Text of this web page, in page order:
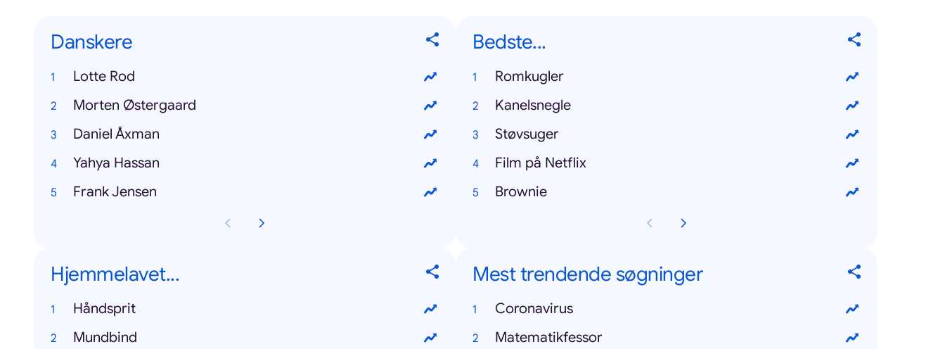
Danskere
Lotte Rod
Morten Østergaard
Daniel Åxman
Yahya Hassan
Frank Jensen
Bedste...
Romkugler
Kanelsnegle
Støvsuger
Film på Netflix
Brownie
Hjemmelavet...
Håndsprit
Mundbind
Mest trendende søgninger
Coronavirus
Matematikfessor